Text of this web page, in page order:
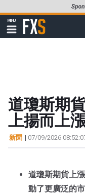
至
要
MENU
顯
示
FXStreet
道瓊斯期
上揚而上
新聞 | 07/09/2026
道瓊斯期貨上
動了更廣泛的市